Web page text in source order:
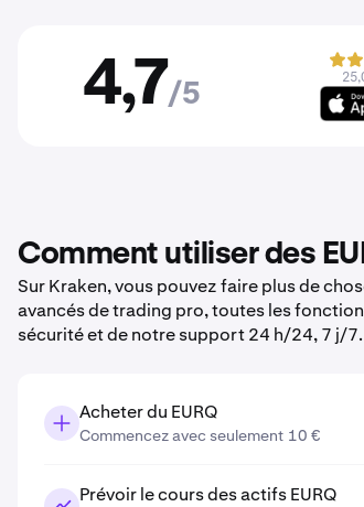
4,7/5
Comment utiliser des
Sur Kraken, vous pouvez faire plus de
avancés de trading pro, toutes les
sécurité et de notre support 24 h/24, 7 j/7.
Acheter du EURQ
Commencez avec seulement 10 €
Prévoir le cours des actifs EURQ